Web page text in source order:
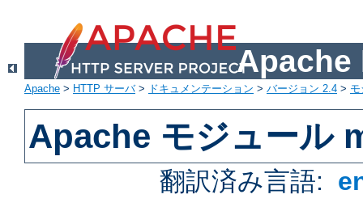
Apache
Apache > HTTP サーバ> ドキュメンテーション > バージョン 2.4 >
Apache モジュール
翻訳済み言語: